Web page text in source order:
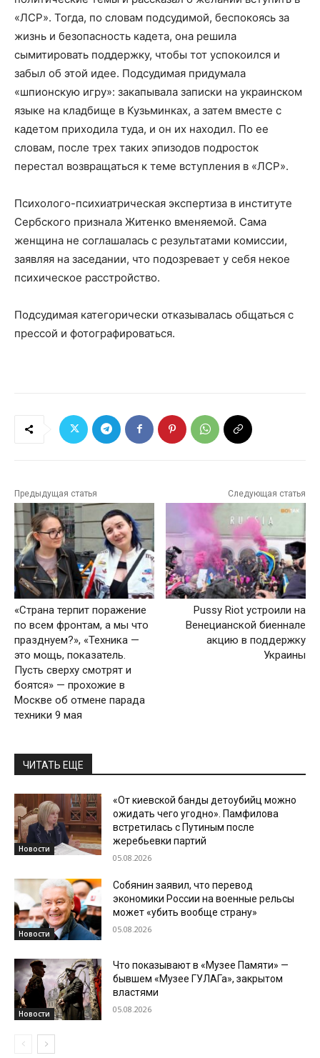
«ЛСР». Тогда, по словам подсудимой, беспокоясь за
жизнь и безопасность кадета, она решила
сымитировать поддержку, чтобы тот успокоился и
забыл об этой идее. Подсудимая придумала
«шпионскую игру»: закапывала записки на украинском
языке на кладбище в Кузьминках, а затем вместе с
кадетом приходила туда, и он их находил. По ее
словам, после трех таких эпизодов подросток
перестал возвращаться к теме вступления в «ЛСР».
Психолого-психиатрическая экспертиза в институте
Сербского признала Житенко вменяемой. Сама
женщина не соглашалась с результатами комиссии,
заявляя на заседании, что подозревает у себя некое
психическое расстройство.
Подсудимая категорически отказывалась общаться с
прессой и фотографироваться.
Предыдущая статья
«Страна терпит поражение
по всем фронтам, а мы что
празднуем?», «Техника —
это мощь, показатель.
Пусть сверху смотрят и
боятся» — прохожие в
Москве об отмене парада
техники 9 мая
Следующая статья
Pussy Riot устроили на
Венецианской биеннале
акцию в поддержку
Украины
ЧИТАТЬ ЕЩЕ
Новости
«От киевской банды детоубийц можно
ожидать чего угодно». Памфилова
встретилась с Путиным после
жеребьевки партий
05.08.2026
Новости
Собянин заявил, что перевод
экономики России на военные рельсы
может «убить вообще страну»
05.08.2026
Новости
Что показывают в «Музее Памяти» —
бывшем «Музее ГУЛАГа», закрытом
властями
05.08.2026